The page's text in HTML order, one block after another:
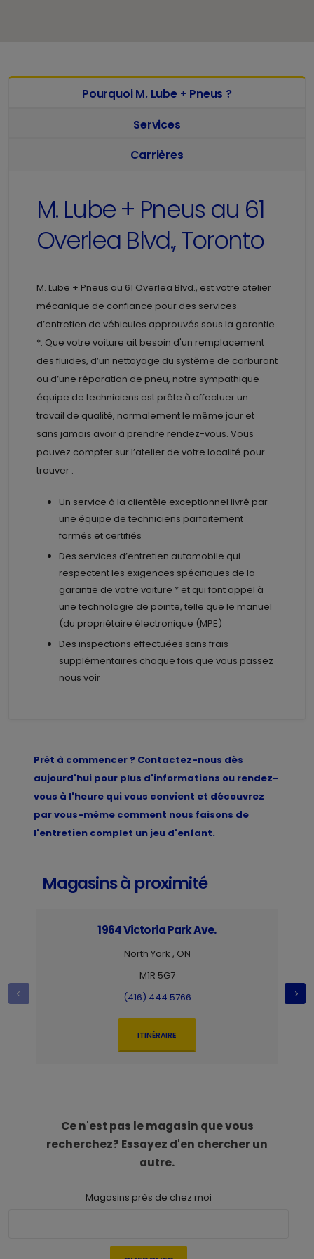
Pourquoi M. Lube + Pneus ?
Services
Carrières
M. Lube + Pneus au 61
Overlea Blvd., Toronto
M. Lube + Pneus au 61 Overlea Blvd., est votre atelier
mécanique de confiance pour des services
d’entretien de véhicules approuvés sous la garantie
*. Que votre voiture ait besoin d'un remplacement
des fluides, d’un nettoyage du système de carburant
ou d’une réparation de pneu, notre sympathique
équipe de techniciens est prête à effectuer un
travail de qualité, normalement le même jour et
sans jamais avoir à prendre rendez-vous. Vous
pouvez compter sur l’atelier de votre localité pour
trouver :
Un service à la clientèle exceptionnel livré par
une équipe de techniciens parfaitement
formés et certifiés
Des services d’entretien automobile qui
respectent les exigences spécifiques de la
garantie de votre voiture * et qui font appel à
une technologie de pointe, telle que le manuel
(du propriétaire électronique (MPE)
Des inspections effectuées sans frais
supplémentaires chaque fois que vous passez
nous voir
Prêt à commencer ? Contactez-nous dès
aujourd'hui pour plus d'informations ou rendez-
vous à l'heure qui vous convient et découvrez
par vous-même comment nous faisons de
l'entretien complet un jeu d'enfant.
Magasins à proximité
1964 Victoria Park Ave.
North York , ON
M1R 5G7
(416) 444 5766
ITINÉRAIRE
Ce n'est pas le magasin que vous
recherchez? Essayez d'en chercher un
autre.
Magasins près de chez moi